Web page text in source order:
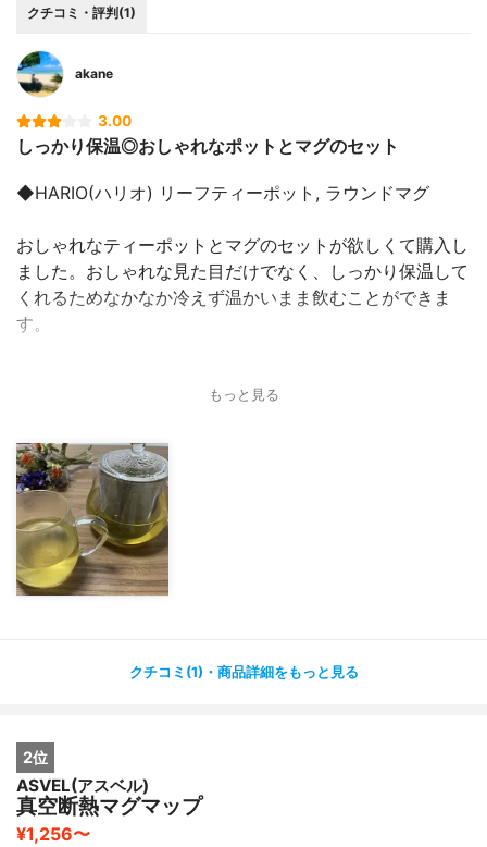
クチコミ・評判(1)
akane
3.00
しっかり保温◎おしゃれなポットとマグのセット
◆HARIO(ハリオ) リーフティーポット, ラウンドマグ
おしゃれなティーポットとマグのセットが欲しくて購入し
ました。おしゃれな見た目だけでなく、しっかり保温して
くれるためなかなか冷えず温かいまま飲むことができま
す。
もっと見る
クチコミ(1)・商品詳細をもっと見る
2位
ASVEL(アスベル)
真空断熱マグマップ
¥1,256〜